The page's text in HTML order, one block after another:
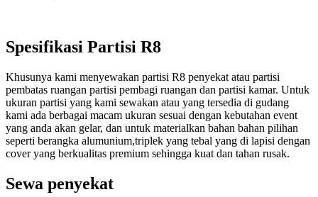
Spesifikasi Partisi R8
Khusunya kami menyewakan partisi R8 penyekat atau partisi
pembatas ruangan partisi pembagi ruangan dan partisi kamar. Untuk
ukuran partisi yang kami sewakan atau yang tersedia di gudang
kami ada berbagai macam ukuran sesuai dengan kebutahan event
yang anda akan gelar, dan untuk materialkan bahan bahan pilihan
seperti berangka alumunium,triplek yang tebal yang di lapisi dengan
cover yang berkualitas premium sehingga kuat dan tahan rusak.
Sewa penyekat